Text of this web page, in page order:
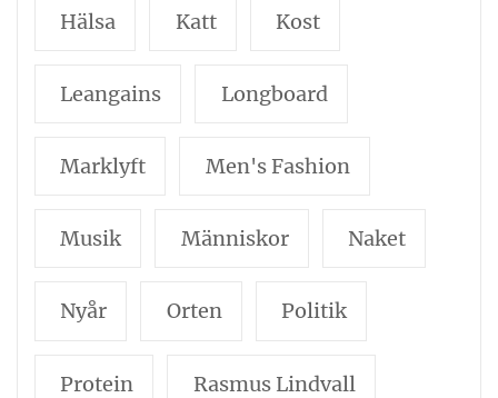
Hälsa Katt Kost
Leangains Longboard
Marklyft Men's Fashion
Musik Människor Naket
Nyår Orten Politik
Protein Rasmus Lindvall